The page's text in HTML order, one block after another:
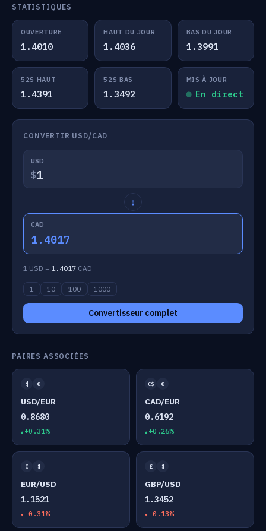
STATISTIQUES
OUVERTURE
1.4010
HAUT DU JOUR
1.4036
BAS DU JOUR
1.3991
52S HAUT
1.4391
52S BAS
1.3492
MIS À JOUR
En direct
CONVERTIR USD/CAD
USD
$
↕
CAD
1.4017
1 USD = 1.4017 CAD
1 10 100 1000
Convertisseur complet
PAIRES ASSOCIÉES
$ €
USD/EUR
0.8680
+0.31%
C$ €
CAD/EUR
0.6192
+0.26%
€ $
EUR/USD
1.1521
-0.31%
£ $
GBP/USD
1.3452
-0.13%